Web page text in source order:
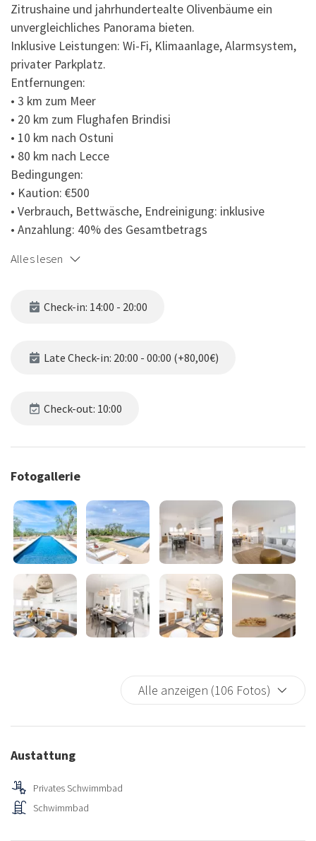
Zitrushaine und jahrhundertealte Olivenbäume ein
unvergleichliches Panorama bieten.
Inklusive Leistungen: Wi-Fi, Klimaanlage, Alarmsystem,
privater Parkplatz.
Entfernungen:
• 3 km zum Meer
• 20 km zum Flughafen Brindisi
• 10 km nach Ostuni
• 80 km nach Lecce
Bedingungen:
• Kaution: €500
• Verbrauch, Bettwäsche, Endreinigung: inklusive
• Anzahlung: 40% des Gesamtbetrags
Alles lesen
Check-in: 14:00 - 20:00
Late Check-in: 20:00 - 00:00 (+80,00€)
Check-out: 10:00
Fotogallerie
Alle anzeigen (106 Fotos)
Austattung
Privates Schwimmbad
Schwimmbad